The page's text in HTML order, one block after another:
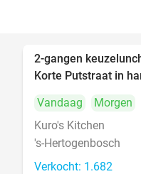
2-gangen
Korte Putstraat in
Vandaag
Morgen
Kuro's Kitchen
's-Hertogenbosch
Verkocht: 1.682